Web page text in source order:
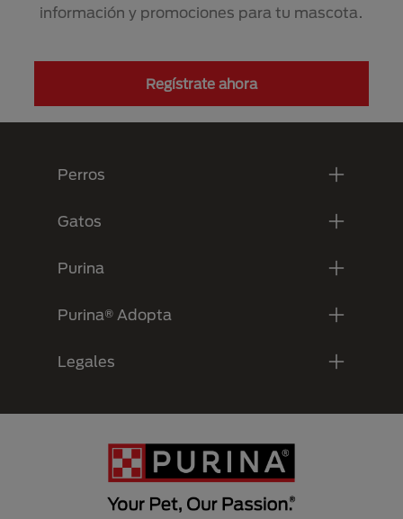
información y promociones para tu mascota.
Regístrate ahora
Perros
Gatos
Purina
Purina® Adopta
Legales